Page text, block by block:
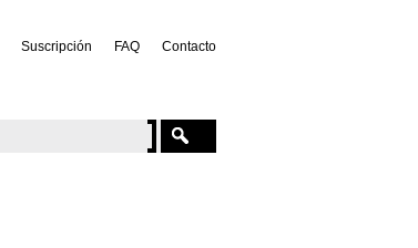
Suscripción FAQ Contacto